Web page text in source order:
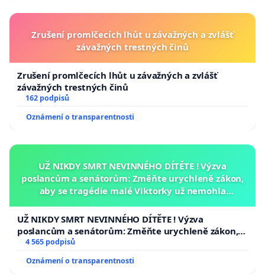
Zrušení promlčecích lhůt u závažných a zvlášť
závažných trestných činů
Zrušení promlčecích lhůt u závažných a zvlášť
závažných trestných činů
162 podpisů
Oznámení o transparentnosti
UŽ NIKDY SMRT NEVINNÉHO DÍTĚTE ! Výzva
poslancům a senátorům: Změňte urychleně zákon,
aby se tragédie malé Viktorky už nemohla
UŽ NIKDY SMRT NEVINNÉHO DÍTĚTE ! Výzva
poslancům a senátorům: Změňte urychleně zákon,
aby se tragédie malé Viktorky už nemohla opakovat!
4 565 podpisů
Oznámení o transparentnosti